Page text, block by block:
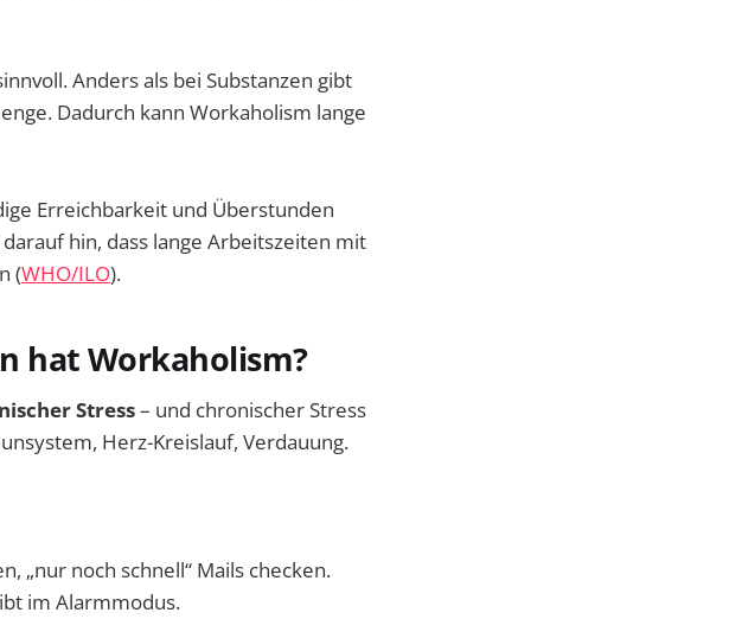
Anders als bei Substanzen gibt
Dadurch kann Workaholism lange
Erreichbarkeit und Überstunden
hin, dass lange Arbeitszeiten mit
(WHO/ILO).
hat Workaholism?
Stress– und chronischer Stress
Herz-Kreislauf, Verdauung.
„nur noch schnell“ Mails checken.
im Alarmmodus.